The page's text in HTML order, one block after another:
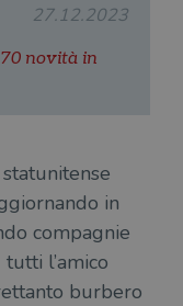
27.12.2023
novità in
in
compagnie
tutti l’amico
burbero